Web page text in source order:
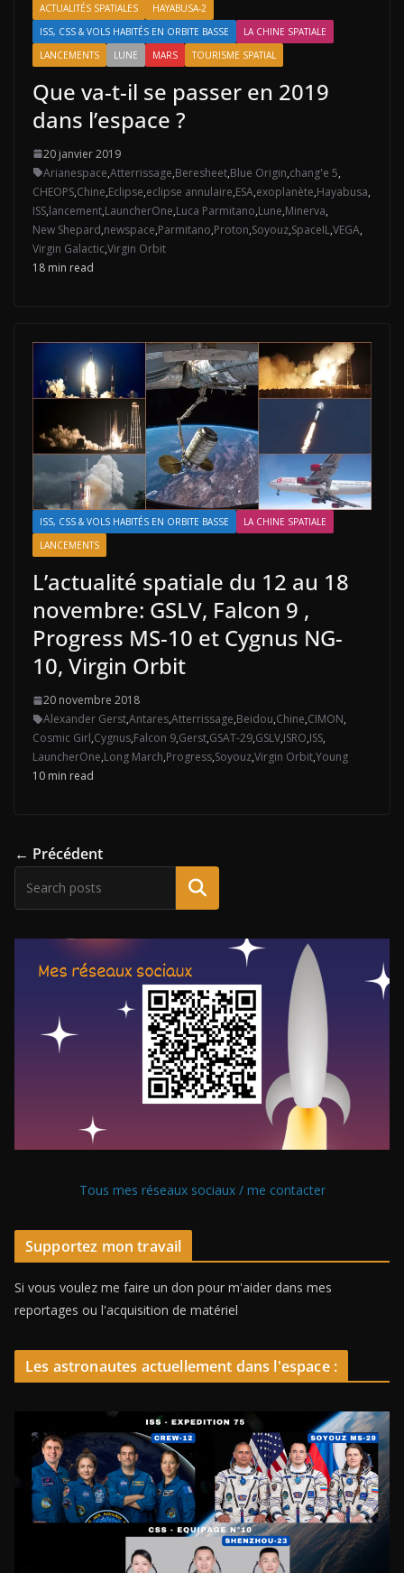
ACTUALITÉS SPATIALES
HAYABUSA-2
ISS, CSS & VOLS HABITÉS EN ORBITE BASSE
LA CHINE SPATIALE
LANCEMENTS
LUNE MARS TOURISME SPATIAL
Que va-t-il se passer en 2019
dans l’espace ?
20 janvier 2019
Arianespace,Atterrissage,Beresheet,Blue Origin,chang'e 5,
CHEOPS,Chine,Eclipse,eclipse annulaire,ESA,exoplanète,Hayabusa,
ISS,lancement,LauncherOne,Luca Parmitano,Lune,Minerva,
New Shepard,newspace,Parmitano,Proton,Soyouz,SpaceIL,VEGA,
Virgin Galactic,Virgin Orbit
18 min read
ISS, CSS & VOLS HABITÉS EN ORBITE BASSE
LA CHINE SPATIALE
LANCEMENTS
L’actualité spatiale du 12 au 18
novembre: GSLV, Falcon 9 ,
Progress MS-10 et Cygnus NG-
10, Virgin Orbit
20 novembre 2018
Alexander Gerst,Antares,Atterrissage,Beidou,Chine,CIMON,
Cosmic Girl,Cygnus,Falcon 9,Gerst,GSAT-29,GSLV,ISRO,ISS,
LauncherOne,Long March,Progress,Soyouz,Virgin Orbit,Young
10 min read
← Précédent
Tous mes réseaux sociaux / me contacter
Supportez mon travail
Si vous voulez me faire un don pour m'aider dans mes
reportages ou l'acquisition de matériel
Les astronautes actuellement dans l'espace :